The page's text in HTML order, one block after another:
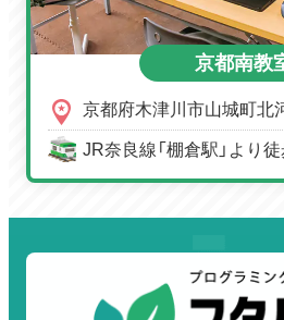
京都南教
京都府木津川市山城町北
JR奈良線「棚倉駅」より